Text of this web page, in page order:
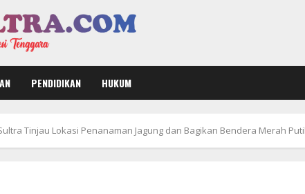
PENDIDIKAN HUKUM
Tinjau Lokasi Penanaman Jagung dan Bagikan Bendera Merah